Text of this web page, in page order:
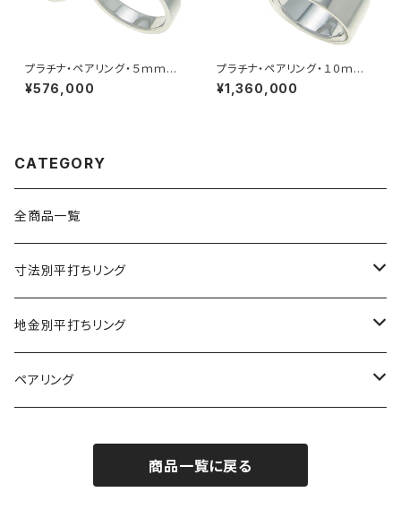
プラチナ・ペアリング・５ｍｍ幅・
平打ちリング
¥576,000
プラチナ・ペアリング・１０ｍｍ
幅・平打ちリング
¥1,360,000
CATEGORY
全商品一覧
寸法別平打ちリング
2mm幅
3mm幅
地金別平打ちリング
プラチナ９００
K18ホワイトゴールド
ペアリング
商品一覧に戻る